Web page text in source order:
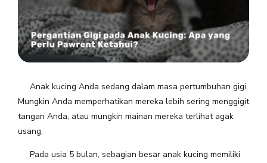
Anak kucing Anda sedang dalam masa pertumbuhan gigi.
Mungkin Anda memperhatikan mereka lebih sering menggigit
tangan Anda, atau mungkin mainan mereka terlihat agak
usang.
Pada usia 5 bulan, sebagian besar anak kucing memiliki